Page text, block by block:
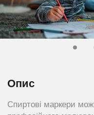
Опис
Спиртові маркери